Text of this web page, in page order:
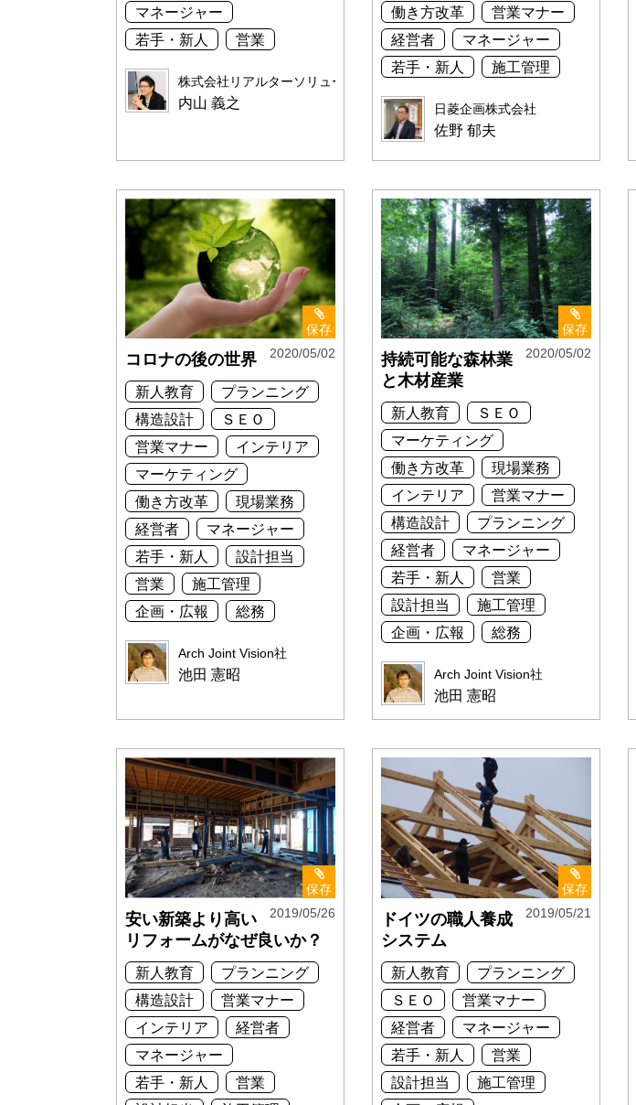
マネージャー
若手・新人
営業
株式会社リアルターソリューションズ
内山 義之
働き方改革
営業マナー
経営者
マネージャー
若手・新人
施工管理
日菱企画株式会社
佐野 郁夫
保存
2020/05/02
コロナの後の世界
新人教育
プランニング
構造設計
ＳＥＯ
営業マナー
インテリア
マーケティング
働き方改革
現場業務
経営者
マネージャー
若手・新人
設計担当
営業
施工管理
企画・広報
総務
Arch Joint Vision社
池田 憲昭
保存
2020/05/02
持続可能な森林業
と木材産業
新人教育
ＳＥＯ
マーケティング
働き方改革
現場業務
インテリア
営業マナー
構造設計
プランニング
経営者
マネージャー
若手・新人
営業
設計担当
施工管理
企画・広報
総務
Arch Joint Vision社
池田 憲昭
保存
2019/05/26
安い新築より高い
リフォームがなぜ良いか？
新人教育
プランニング
構造設計
営業マナー
インテリア
経営者
マネージャー
若手・新人
営業
保存
2019/05/21
ドイツの職人養成
システム
新人教育
プランニング
ＳＥＯ
営業マナー
経営者
マネージャー
若手・新人
営業
設計担当
施工管理